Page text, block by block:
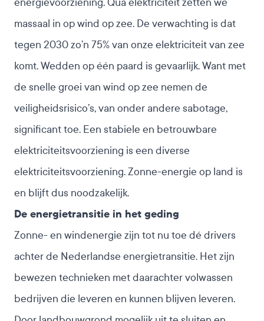
energievoorziening. Qua elektriciteit zetten we
massaal in op wind op zee. De verwachting is dat
tegen 2030 zo’n 75% van onze elektriciteit van zee
komt. Wedden op één paard is gevaarlijk. Want met
de snelle groei van wind op zee nemen de
veiligheidsrisico’s, van onder andere sabotage,
significant toe. Een stabiele en betrouwbare
elektriciteitsvoorziening is een diverse
elektriciteitsvoorziening. Zonne-energie op land is
en blijft dus noodzakelijk.
De energietransitie in het geding
Zonne- en windenergie zijn tot nu toe dé drivers
achter de Nederlandse energietransitie. Het zijn
bewezen technieken met daarachter volwassen
bedrijven die leveren en kunnen blijven leveren.